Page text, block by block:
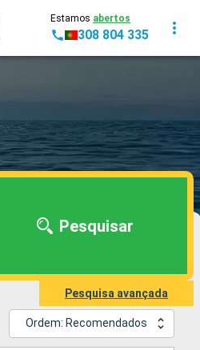
Estamos abertos
308 804 335
Pesquisar
Pesquisa avançada
Ordem: Recomendados